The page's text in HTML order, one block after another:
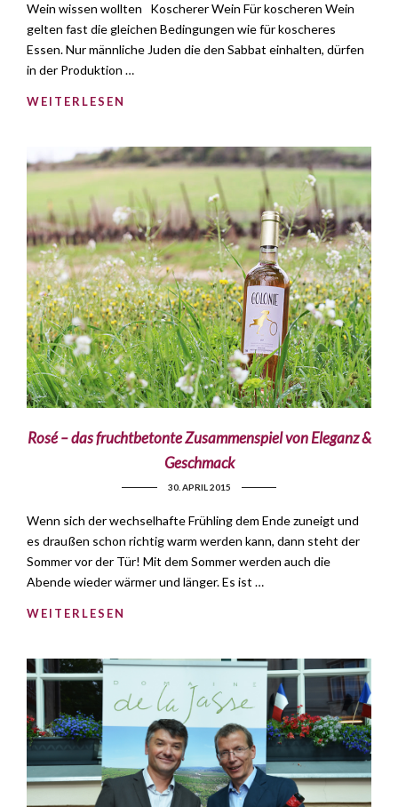
Wein wissen wollten Koscherer Wein Für koscheren Wein
gelten fast die gleichen Bedingungen wie für koscheres
Essen. Nur männliche Juden die den Sabbat einhalten, dürfen
in der Produktion …
WEITERLESEN
Rosé – das fruchtbetonte Zusammenspiel von Eleganz &
Geschmack
30. APRIL 2015
Wenn sich der wechselhafte Frühling dem Ende zuneigt und
es draußen schon richtig warm werden kann, dann steht der
Sommer vor der Tür! Mit dem Sommer werden auch die
Abende wieder wärmer und länger. Es ist …
WEITERLESEN